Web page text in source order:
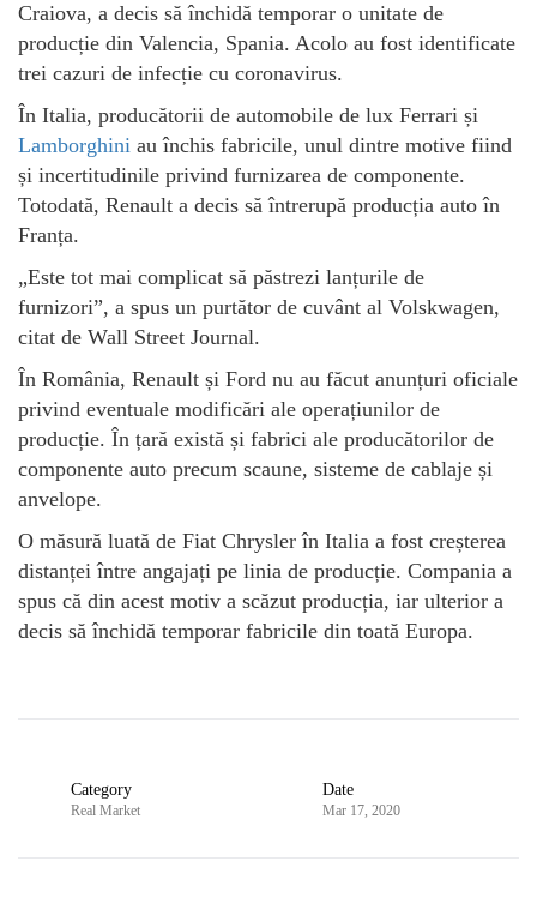
Craiova, a decis să închidă temporar o unitate de
producție din Valencia, Spania. Acolo au fost identificate
trei cazuri de infecție cu coronavirus.
În Italia, producătorii de automobile de lux Ferrari și
Lamborghini au închis fabricile, unul dintre motive fiind
și incertitudinile privind furnizarea de componente.
Totodată, Renault a decis să întrerupă producția auto în
Franța.
„Este tot mai complicat să păstrezi lanțurile de
furnizori”, a spus un purtător de cuvânt al Volskwagen,
citat de Wall Street Journal.
În România, Renault și Ford nu au făcut anunțuri oficiale
privind eventuale modificări ale operațiunilor de
producție. În țară există și fabrici ale producătorilor de
componente auto precum scaune, sisteme de cablaje și
anvelope.
O măsură luată de Fiat Chrysler în Italia a fost creșterea
distanței între angajați pe linia de producție. Compania a
spus că din acest motiv a scăzut producția, iar ulterior a
decis să închidă temporar fabricile din toată Europa.
Category
Real Market
Date
Mar 17, 2020